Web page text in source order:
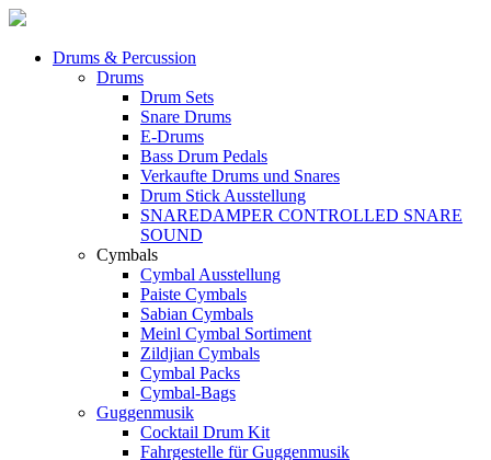
Drums & Percussion
Drums
Drum Sets
Snare Drums
E-Drums
Bass Drum Pedals
Verkaufte Drums und Snares
Drum Stick Ausstellung
SNAREDAMPER CONTROLLED SNARE
SOUND
Cymbals
Cymbal Ausstellung
Paiste Cymbals
Sabian Cymbals
Meinl Cymbal Sortiment
Zildjian Cymbals
Cymbal Packs
Cymbal-Bags
Guggenmusik
Cocktail Drum Kit
Fahrgestelle für Guggenmusik